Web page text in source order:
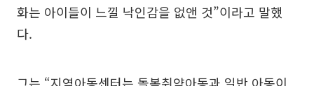
화는 아이들이 느낄 낙인감을 없앤 것”이라고 말했
다.
그는 “지역아동센터는 돌봄취약아동과 일반 아동이